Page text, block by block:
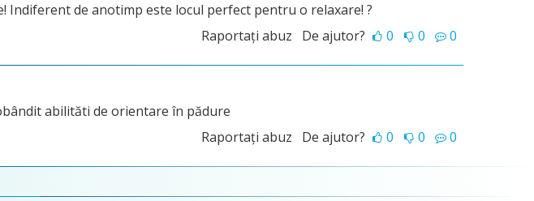
de anotimp este locul perfect pentru o relaxare! ?
Raportați abuz De ajutor? 0 0 0
abilităti de orientare în pădure
Raportați abuz De ajutor? 0 0 0